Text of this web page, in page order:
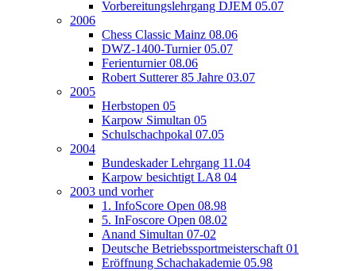
Vorbereitungslehrgang DJEM 05.07
2006
Chess Classic Mainz 08.06
DWZ-1400-Turnier 05.07
Ferienturnier 08.06
Robert Sutterer 85 Jahre 03.07
2005
Herbstopen 05
Karpow Simultan 05
Schulschachpokal 07.05
2004
Bundeskader Lehrgang 11.04
Karpow besichtigt LA8 04
2003 und vorher
1. InfoScore Open 08.98
5. InFoscore Open 08.02
Anand Simultan 07-02
Deutsche Betriebssportmeisterschaft 01
Eröffnung Schachakademie 05.98